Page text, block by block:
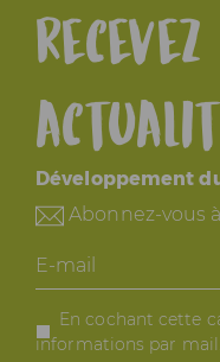
Développement
Abonnez-vous
E-
mail
En cochant cette
informations par mail.